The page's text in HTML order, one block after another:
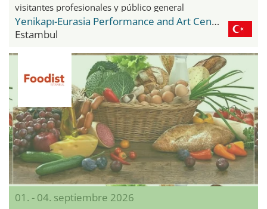
visitantes profesionales y público general
Yenikapı-Eurasia Performance and Art Center
Estambul
01. - 04. septiembre 2026